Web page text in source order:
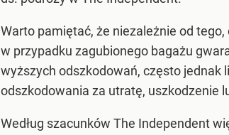
Warto pamiętać, że niezależnie od
w przypadku zagubionego bagażu
wyższych odszkodowań, często jednak
odszkodowania za utratę, uszkodzenie
Według szacunków The Independent